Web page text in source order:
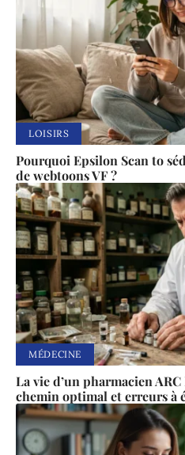
LOISIRS
Pourquoi Epsilon Scan to
de webtoons VF ?
MÉDECINE
La vie d’un pharmacien
chemin optimal et erreurs à